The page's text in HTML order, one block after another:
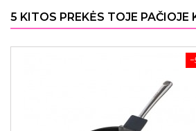
5 KITOS PREKĖS TOJE PAČIOJE